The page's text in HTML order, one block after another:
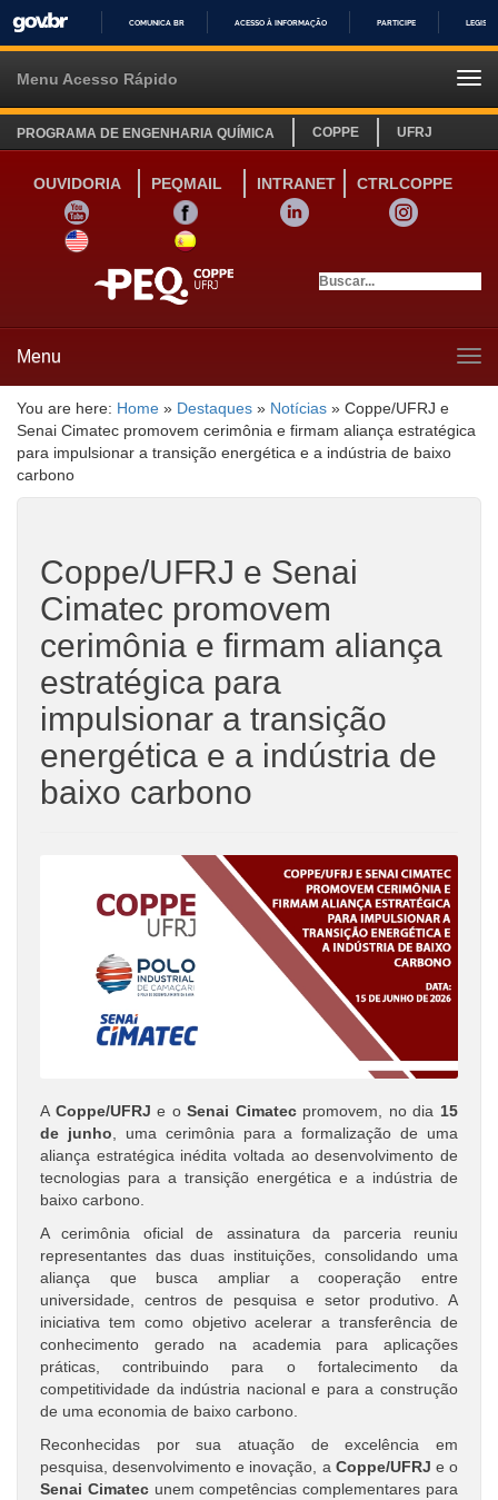
IR
COMUNICA BR ACESSO À INFORMAÇÃO PARTICIPE
Menu Acesso Rápido
PROGRAMA DE ENGENHARIA QUÍMICA COPPE UFRJ
OUVIDORIA PEQMAIL INTRANET
CTRLCOPPE
YOUTUBE
FACEBOOK LINKEDIN
INSTAGRAM
SITE INGLÊS
LINK SITE ESPANHOL
Menu
You are here: Home » Destaques » Notícias » Coppe/UFRJ e
Senai Cimatec promovem cerimônia e firmam aliança estratégica
para impulsionar a transição energética e a indústria de baixo
carbono
Coppe/UFRJ e Senai
Cimatec promovem
cerimônia e firmam aliança
estratégica para
impulsionar a transição
energética e a indústria de
baixo carbono
A Coppe/UFRJ e oSenai Cimatec promovem, no dia 15
de junho , uma cerimônia para a formalização de uma
aliança estratégica inédita voltada ao desenvolvimento de
tecnologias para a transição energética e a indústria de
baixo carbono.
A cerimônia oficial de assinatura da parceria reuniu
representantes das duas instituições, consolidando uma
aliança que busca ampliar a cooperação entre
universidade, centros de pesquisa e setor produtivo. A
iniciativa tem como objetivo acelerar a transferência de
conhecimento gerado na academia para aplicações
práticas, contribuindo para o fortalecimento da
competitividade da indústria nacional e para a construção
de uma economia de baixo carbono.
Reconhecidas por sua atuação de excelência em
pesquisa, desenvolvimento e inovação, a Coppe/UFRJ e o
Senai Cimatecunem competências complementares para